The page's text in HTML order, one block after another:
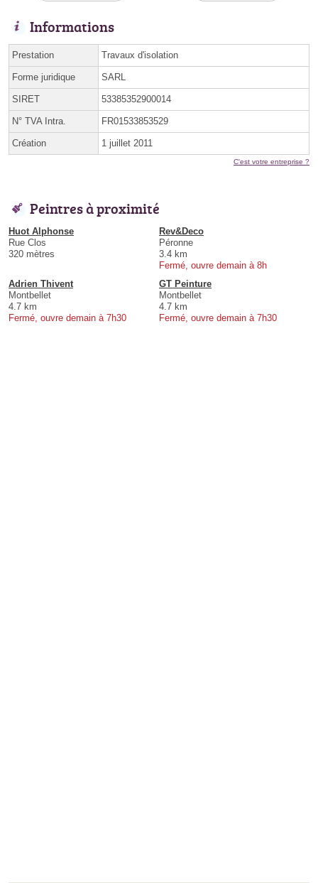
Informations
Prestation Travaux d'isolation
Forme juridique SARL
SIRET 53385352900014
N° TVA Intra. FR01533853529
Création 1 juillet 2011
C'est votre entreprise ?
Peintres à proximité
Huot Alphonse
Rue Clos
320 mètres
Rev&Deco
Péronne
3.4 km
Fermé, ouvre demain à 8h
Adrien Thivent
Montbellet
4.7 km
Fermé, ouvre demain à 7h30
GT Peinture
Montbellet
4.7 km
Fermé, ouvre demain à 7h30